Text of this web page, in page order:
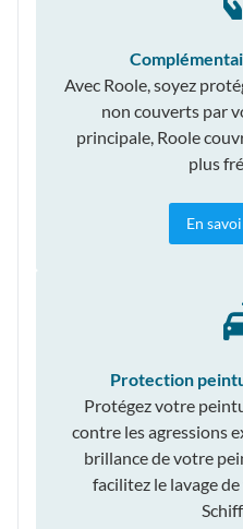
Avec Roole, soyez
non couverts par
principale, Roole
plus
En
Protection
Protégez votre
contre les agressions
brillance de votre
facilitez le lavage